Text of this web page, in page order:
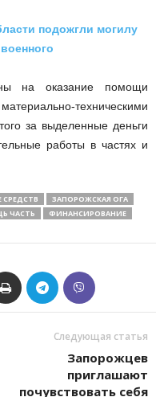
подожгли могилу
на оказание помощи
техническими
за выделенные деньги
работы в частях и
ЗАПОРОЖСКАЯ ОГА
ЧАСТЬ
ФИНАНСИРОВАНИЕ
Следующая статья
Запорожцев
приглашают
почувствовать себя